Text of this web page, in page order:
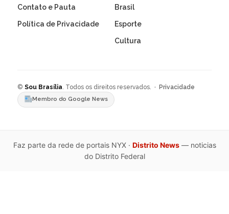
Contato e Pauta
Política de Privacidade
Brasil
Esporte
Cultura
© Sou Brasília . Todos os direitos reservados. · Privacidade
Membro do Google News
Faz parte da rede de portais NYX · Distrito News— noticias
do Distrito Federal